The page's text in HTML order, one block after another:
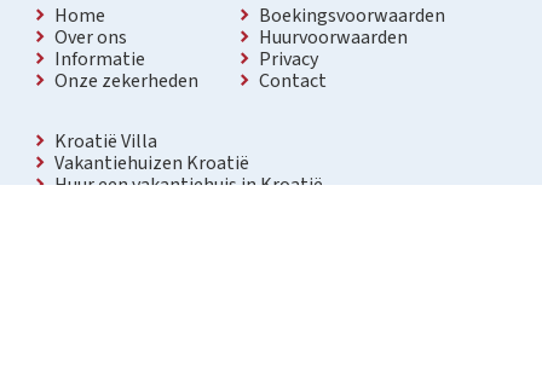
Home
Over ons
Informatie
Onze zekerheden
Boekingsvoorwaarden
Huurvoorwaarden
Privacy
Contact
Kroatië Villa
Vakantiehuizen Kroatië
Huur een vakantiehuis in Kroatië